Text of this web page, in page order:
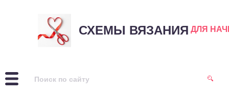
СХЕМЫ ВЯЗАНИЯ ДЛЯ